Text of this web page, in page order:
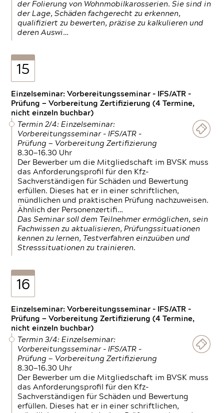
der Folierung von Wohnmobilkarosserien. Sie sind in
der Lage, Schäden fachgerecht zu erkennen,
qualifiziert zu bewerten, präzise zu kalkulieren und
deren Auswi…
15
Einzelseminar: Vorbereitungsseminar - IFS/ATR -
Prüfung — Vorbereitung Zertifizierung (4 Termine,
nicht einzeln buchbar)
Termin 2/4: Einzelseminar:
Vorbereitungsseminar - IFS/ATR -
Prüfung — Vorbereitung Zertifizierung
8.30—16.30 Uhr
Der Bewerber um die Mitgliedschaft im BVSK muss
das Anforderungsprofil für den Kfz-
Sachverständigen für Schäden und Bewertung
erfüllen. Dieses hat er in einer schriftlichen,
mündlichen und praktischen Prüfung nachzuweisen.
Ähnlich der Personenzertifi…
Das Seminar soll dem Teilnehmer ermöglichen, sein
Fachwissen zu aktualisieren, Prüfungssituationen
kennen zu lernen, Testverfahren einzuüben und
Stresssituationen zu trainieren.
16
Einzelseminar: Vorbereitungsseminar - IFS/ATR -
Prüfung — Vorbereitung Zertifizierung (4 Termine,
nicht einzeln buchbar)
Termin 3/4: Einzelseminar:
Vorbereitungsseminar - IFS/ATR -
Prüfung — Vorbereitung Zertifizierung
8.30—16.30 Uhr
Der Bewerber um die Mitgliedschaft im BVSK muss
das Anforderungsprofil für den Kfz-
Sachverständigen für Schäden und Bewertung
erfüllen. Dieses hat er in einer schriftlichen,